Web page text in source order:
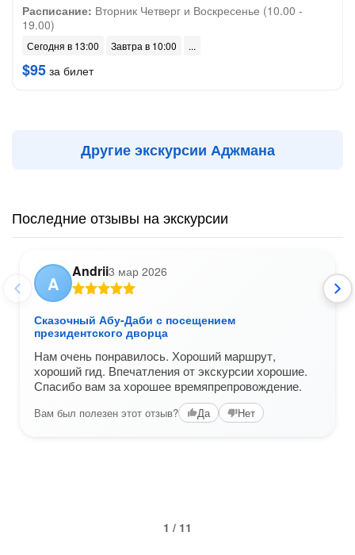
Расписание: Вторник Четверг и Воскресенье (10.00 -
19.00)
Сегодня в 13:00 Завтра в 10:00
$95 за билет
Другие экскурсии Аджмана
Последние отзывы на экскурсии
A
Andrii3 мар 2026
Сказочный Абу-Даби с посещением
президентского дворца
Нам очень понравилось. Хороший маршрут,
хороший гид. Впечатления от экскурсии хорошие.
Спасибо вам за хорошее времяпрепровождение.
Вам был полезен этот отзыв? Да Нет
1 / 11